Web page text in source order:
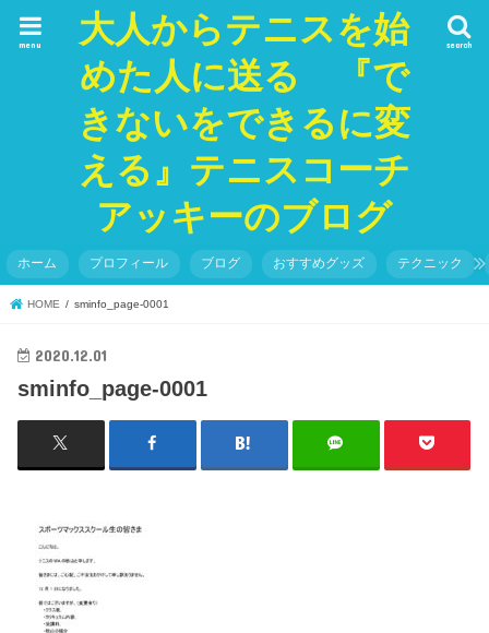
大人からテニスを始
めた人に送る 『で
きないをできるに変
える』テニスコーチ
アッキーのブログ
search
menu
ホーム プロフィール ブログ おすすめグッズ テクニック
HOME sminfo_page-0001
2020.12.01
sminfo_page-0001